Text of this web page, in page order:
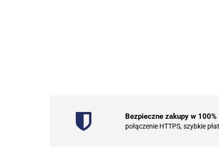
Bezpieczne zakupy w 100%
połączenie HTTPS, szybkie